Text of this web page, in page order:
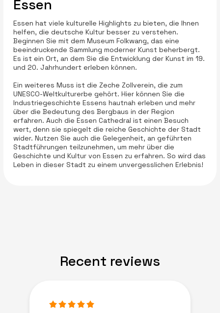
Essen
Essen hat viele kulturelle Highlights zu bieten, die Ihnen
helfen, die deutsche Kultur besser zu verstehen.
Beginnen Sie mit dem Museum Folkwang, das eine
beeindruckende Sammlung moderner Kunst beherbergt.
Es ist ein Ort, an dem Sie die Entwicklung der Kunst im 19.
und 20. Jahrhundert erleben können.
Ein weiteres Muss ist die Zeche Zollverein, die zum
UNESCO-Weltkulturerbe gehört. Hier können Sie die
Industriegeschichte Essens hautnah erleben und mehr
über die Bedeutung des Bergbaus in der Region
erfahren. Auch die Essen Cathedral ist einen Besuch
wert, denn sie spiegelt die reiche Geschichte der Stadt
wider. Nutzen Sie auch die Gelegenheit, an geführten
Stadtführungen teilzunehmen, um mehr über die
Geschichte und Kultur von Essen zu erfahren. So wird das
Leben in dieser Stadt zu einem unvergesslichen Erlebnis!
Recent reviews